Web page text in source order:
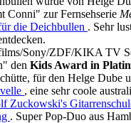
Conni" zur Fernsehserie
die Deichbullen . Sehr
Sony/ZDF/KIKA TV
den Kids Award in Platin
für den Helge
, eine sehr coole
Zuckowski's
. Super Pop-Duo aus